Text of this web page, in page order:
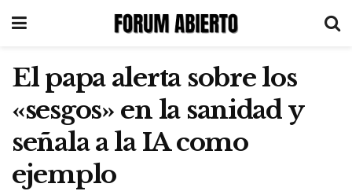
El papa alerta sobre los
«sesgos» en la sanidad y
señala a la IA como
ejemplo